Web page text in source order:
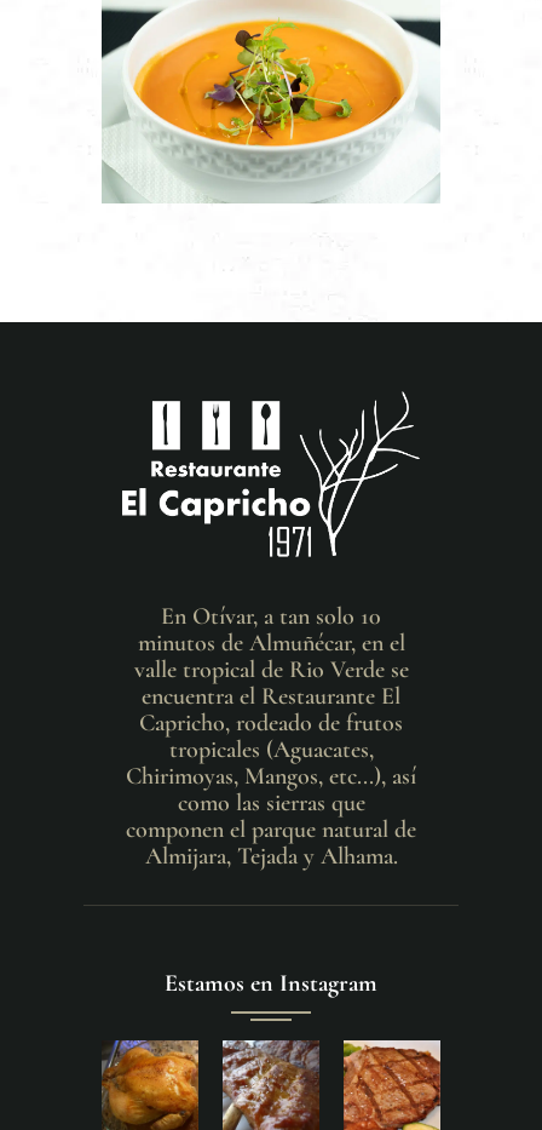
En Otívar, a tan solo 10
minutos de Almuñécar, en el
valle tropical de Rio Verde se
encuentra el Restaurante El
Capricho, rodeado de frutos
tropicales (Aguacates,
Chirimoyas, Mangos, etc...), así
como las sierras que
componen el parque natural de
Almijara, Tejada y Alhama.
Estamos en Instagram